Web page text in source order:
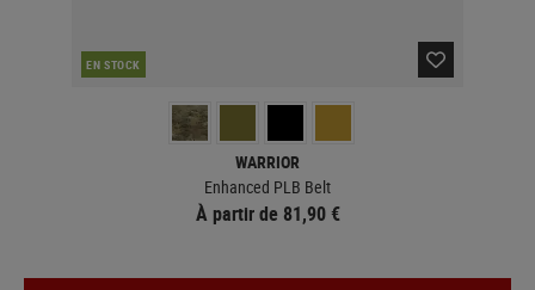
EN STOCK
WARRIOR
Enhanced PLB Belt
À partir de 81,90 €